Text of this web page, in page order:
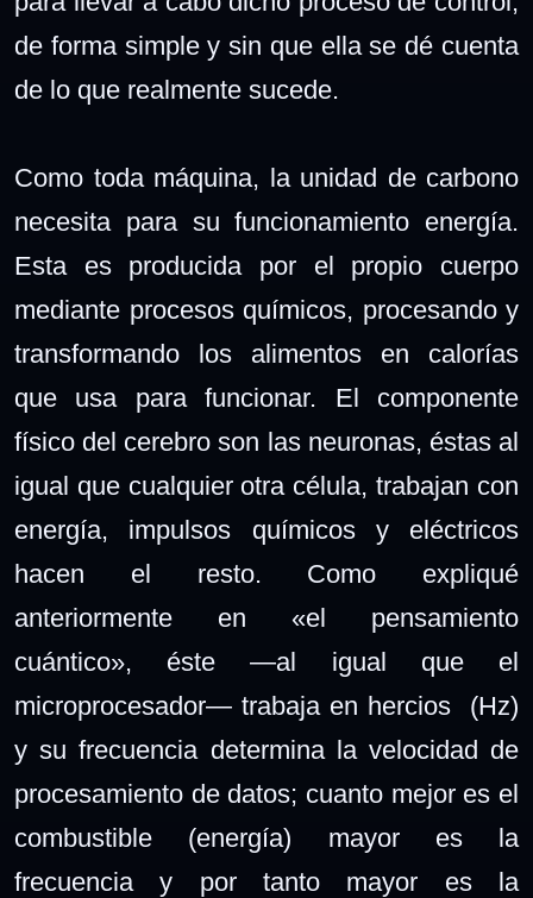
de forma simple y sin que ella se dé cuenta
de lo que realmente sucede.
Como toda máquina, la unidad de carbono
necesita para su funcionamiento energía.
Esta es producida por el propio cuerpo
mediante procesos químicos, procesando y
transformando los alimentos en calorías
que usa para funcionar. El componente
físico del cerebro son las neuronas, éstas al
igual que cualquier otra célula, trabajan con
energía, impulsos químicos y eléctricos
hacen el resto. Como expliqué
anteriormente en «el pensamiento
cuántico», éste —al igual que el
microprocesador— trabaja en hercios (Hz)
y su frecuencia determina la velocidad de
procesamiento de datos; cuanto mejor es el
combustible (energía) mayor es la
frecuencia y por tanto mayor es la